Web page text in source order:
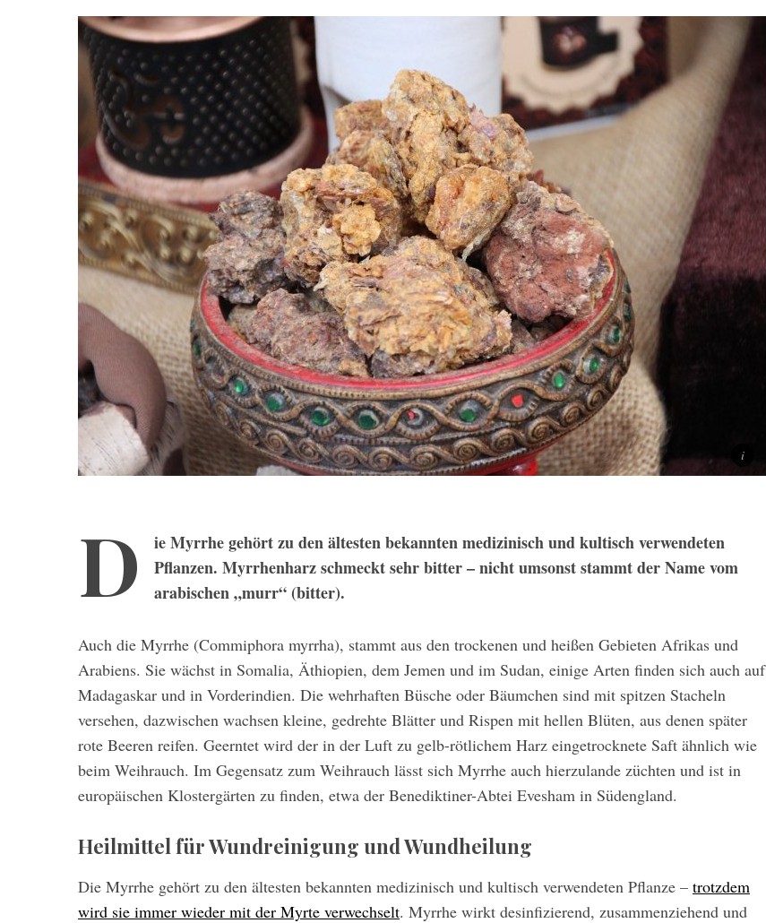
D
ie Myrrhe gehört zu den ältesten bekannten medizinisch und kultisch verwendeten
Pflanzen. Myrrhenharz schmeckt sehr bitter – nicht umsonst stammt der Name vom
arabischen „murr“ (bitter).
Auch die Myrrhe (Commiphora myrrha), stammt aus den trockenen und heißen Gebieten Afrikas und
Arabiens. Sie wächst in Somalia, Äthiopien, dem Jemen und im Sudan, einige Arten finden sich auch auf
Madagaskar und in Vorderindien. Die wehrhaften Büsche oder Bäumchen sind mit spitzen Stacheln
versehen, dazwischen wachsen kleine, gedrehte Blätter und Rispen mit hellen Blüten, aus denen später
rote Beeren reifen. Geerntet wird der in der Luft zu gelb-rötlichem Harz eingetrocknete Saft ähnlich wie
beim Weihrauch. Im Gegensatz zum Weihrauch lässt sich Myrrhe auch hierzulande züchten und ist in
europäischen Klostergärten zu finden, etwa der Benediktiner-Abtei Evesham in Südengland.
Heilmittel für Wundreinigung und Wundheilung
Die Myrrhe gehört zu den ältesten bekannten medizinisch und kultisch verwendeten Pflanze – trotzdem
wird sie immer wieder mit der Myrte verwechselt. Myrrhe wirkt desinfizierend, zusammenziehend und